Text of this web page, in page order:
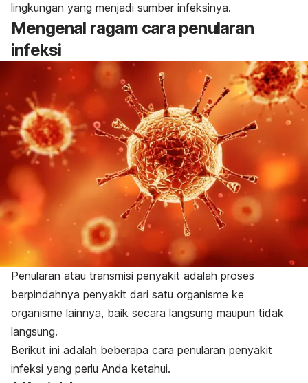
lingkungan yang menjadi sumber infeksinya.
Mengenal ragam cara penularan
infeksi
Penularan atau transmisi penyakit adalah proses
berpindahnya penyakit dari satu organisme ke
organisme lainnya, baik secara langsung maupun tidak
langsung.
Berikut ini adalah beberapa cara penularan penyakit
infeksi yang perlu Anda ketahui.